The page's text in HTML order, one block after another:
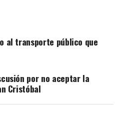
al transporte público que
por no aceptar la
Cristóbal